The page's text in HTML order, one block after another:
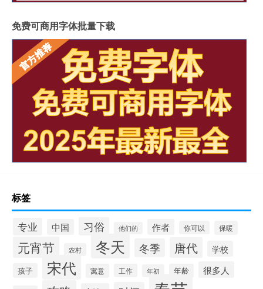
免费可商用字体批量下载
标签
专业 中国 习俗 他们的 作者 你可以 保暖
元宵节 农村 冬天 冬季 唐代 学校
孩子 宋代 寓意 工作 年初 年龄 很多人